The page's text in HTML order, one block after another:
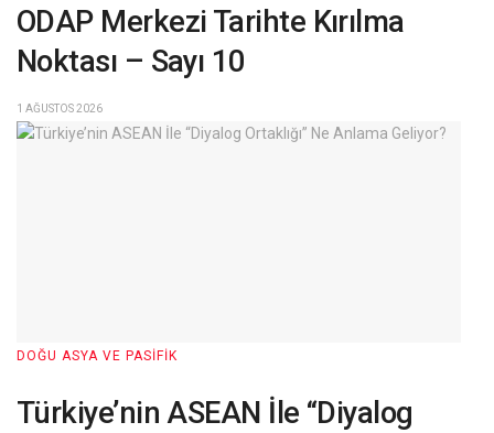
ODAP Merkezi Tarihte Kırılma
Noktası – Sayı 10
1 AĞUSTOS 2026
DOĞU ASYA VE PASIFIK
Türkiye’nin ASEAN İle “Diyalog